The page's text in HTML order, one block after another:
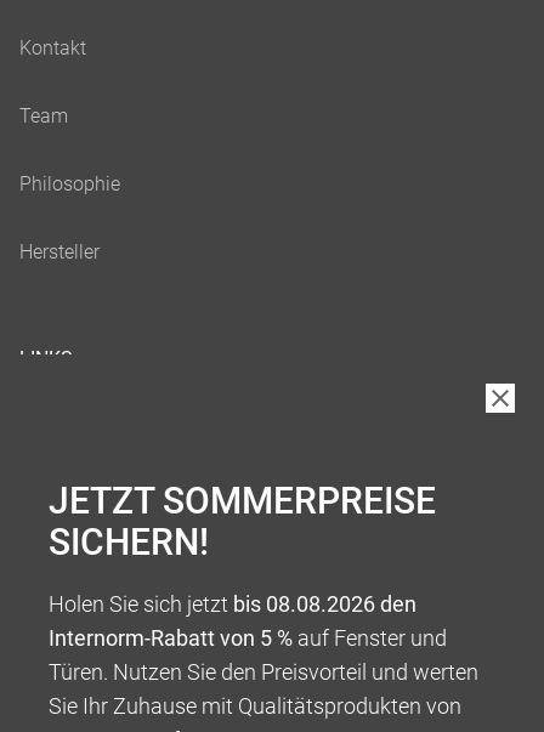
LINKS
JETZT SOMMERPREISE
SICHERN!
Holen Sie sich jetzt bis 08.08.2026 den
Internorm-Rabatt von 5 % auf Fenster und
Türen. Nutzen Sie den Preisvorteil und werten
Sie Ihr Zuhause mit Qualitätsprodukten von